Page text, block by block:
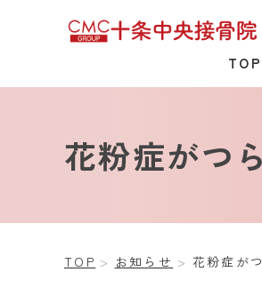
TOP
花粉症がつ
TOP お知らせ 花粉症が